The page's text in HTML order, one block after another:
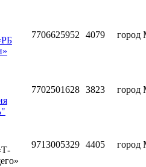
7706625952 4079 город
7702501628 3823 город
9713005329 4405 город